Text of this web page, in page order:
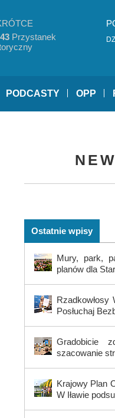
Przystanek
PODCASTY OPP
Ostatnie wpisy
Mury, park,
planów dla
Rzadkowłosy
Posłuchaj
Gradobicie
szacowanie
Krajowy Plan
W Iławie